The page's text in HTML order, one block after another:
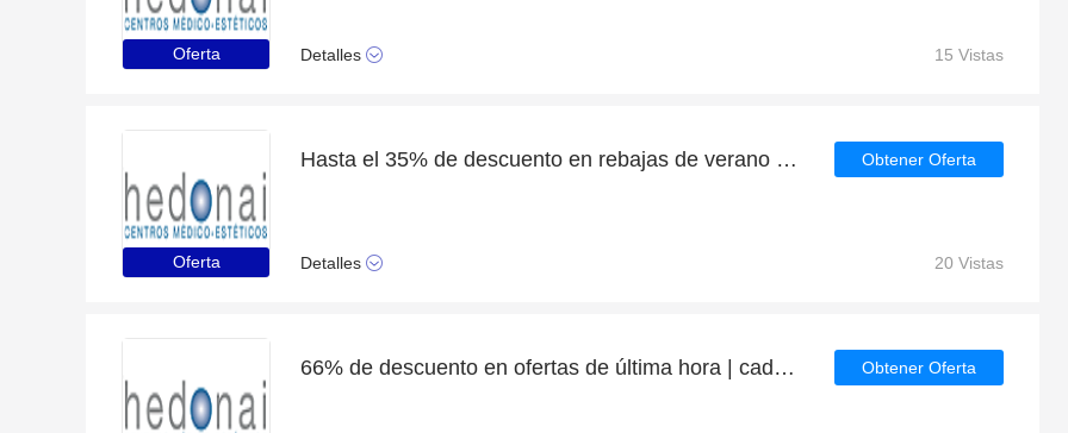
Oferta Detalles 15 Vistas
Oferta
Hasta el 35% de descuento en rebajas de verano | fin en breve
Detalles
Obtener Oferta
20 Vistas
66% de descuento en ofertas de última hora | caducan pronto Obtener Oferta